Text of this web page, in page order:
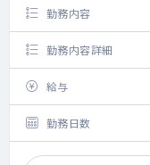
勤務内容
勤務内容詳細
給与
勤務日数